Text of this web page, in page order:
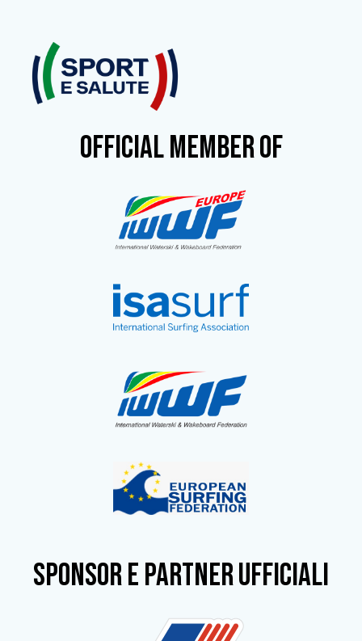
OFFICIAL MEMBER OF
SPONSOR e partner ufficiali